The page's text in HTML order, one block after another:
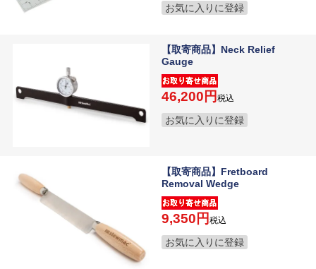
お気に入りに登録
【取寄商品】Neck Relief
Gauge
46,200 税込
お気に入りに登録
【取寄商品】Fretboard
Removal Wedge
9,350 税込
お気に入りに登録